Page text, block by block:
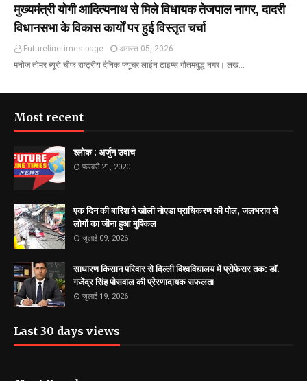
मुख्यमंत्री योगी आदित्यनाथ से मिले विधायक तेजपाल नागर, दादरी
विधानसभा के विकास कार्यों पर हुई विस्तृत चर्चा
Futurelinetimes.page
अगस्त 05, 2026
मनोज तोमर ब्यूरो चीफ राष्ट्रीय दैनिक फ्यूचर लाईन टाइम्स गौतमबुद्ध नगर। लख…
Most recent
श्लोक : अर्जुन उवाच
फ़रवरी 21, 2020
एक दिन की बारिश ने खोली नोएडा प्राधिकरण की पोल, जलभराव से
लोगों का जीना हुआ मुश्किल
जुलाई 09, 2026
साधारण किसान परिवार से दिल्ली विश्वविद्यालय में प्रोफेसर तक: डॉ.
गजेंद्र सिंह पोसवाल की प्रेरणादायक सफलता
जुलाई 19, 2026
Last 30 days views